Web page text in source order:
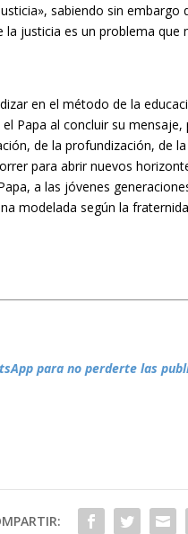
sabiendo sin embargo
justicia es un problema que
en el método de la
Papa al concluir su
de la profundización, de
para abrir nuevos
a las jóvenes
modelada según la
para no perderte las